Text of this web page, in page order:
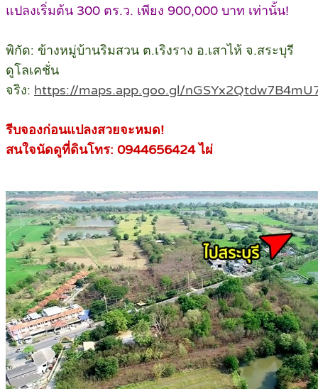
แปลงเริ่มต้น 300 ตร.ว. เพียง 900,000 บาท เท่านั้น!
พิกัด: ข้างหมู่บ้านริมสวน ต.เริงราง อ.เสาไห้ จ.สระบุรี
ดูโลเคชั่น
จริง: https://maps.app.goo.gl/
รีบจองก่อนแปลงสวยจะหมด!
สนใจนัดดูที่ดินโทร: 0944656424 ไผ่